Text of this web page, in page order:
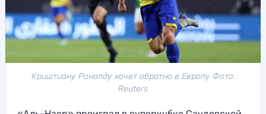
Криштиану Роналду хочет обратно в Европу Фото:
Reuters